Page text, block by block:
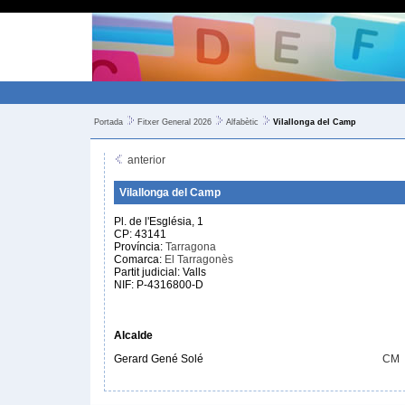
Portada Fitxer General 2026 Alfabètic Vilallonga del Camp
anterior
Vilallonga del Camp
Pl. de l'Església, 1
CP: 43141
Província: Tarragona
Comarca: El Tarragonès
Partit judicial: Valls
NIF: P-4316800-D
Alcalde
Gerard Gené Solé
CM